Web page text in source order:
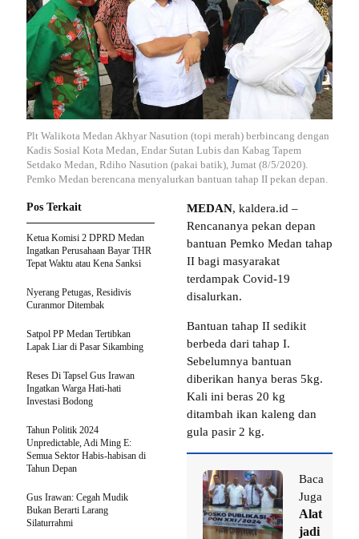
Plt Walikota Medan Akhyar Nasution (topi merah) berbincang dengan
Kadis Sosial Kota Medan, Endar Sutan Lubis dan Kabag Tapem
Setdako Medan, Rdiho Nasution (pakai batik), Jumat (8/5/2020).
Pemko Medan berencana menyalurkan bantuan tahap II pekan depan.
MEDAN, kaldera.id –
Rencananya pekan depan
bantuan Pemko Medan tahap
II bagi masyarakat
terdampak Covid-19
disalurkan.
Bantuan tahap II sedikit
berbeda dari tahap I.
Sebelumnya bantuan
diberikan hanya beras 5kg.
Kali ini beras 20 kg
ditambah ikan kaleng dan
gula pasir 2 kg.
Baca
Juga
Alat
jadi
Pos Terkait
Ketua Komisi 2 DPRD Medan
Ingatkan Perusahaan Bayar THR
Tepat Waktu atau Kena Sanksi
Nyerang Petugas, Residivis
Curanmor Ditembak
Satpol PP Medan Tertibkan
Lapak Liar di Pasar Sikambing
Reses Di Tapsel Gus Irawan
Ingatkan Warga Hati-hati
Investasi Bodong
Tahun Politik 2024
Unpredictable, Adi Ming E:
Semua Sektor Habis-habisan di
Tahun Depan
Gus Irawan: Cegah Mudik
Bukan Berarti Larang
Silaturrahmi